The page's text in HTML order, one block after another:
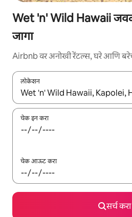
Wet 'n' Wild Hawaii
जागा
Airbnb वर अनोखी रेंटल्स, घरे आणि
लोकेशन
जेव्हा परिणाम उपलब्ध असतील, तेव्हा
चेक इन करा
चेक आऊट करा
सर्च करा